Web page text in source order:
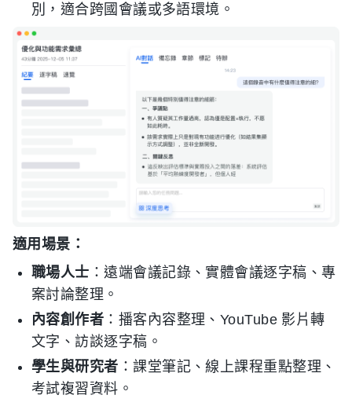
別，適合跨國會議或多語環境。
適用場景：
職場人士 ：遠端會議記錄、實體會議逐字稿、專
案討論整理。
內容創作者 ：播客內容整理、YouTube 影片轉
文字、訪談逐字稿。
學生與研究者 ：課堂筆記、線上課程重點整理、
考試複習資料。